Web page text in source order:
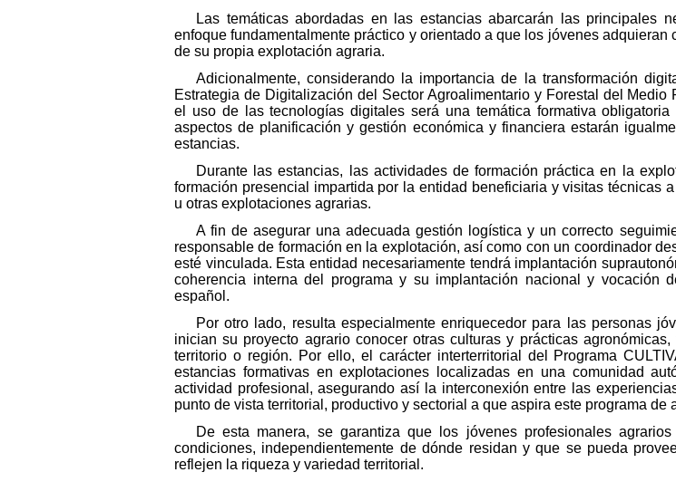
Las temáticas abordadas en las estancias abarcarán las principales
enfoque fundamentalmente práctico y orientado a que los jóvenes
de su propia explotación agraria.
Adicionalmente, considerando la importancia de la transformación
Estrategia de Digitalización del Sector Agroalimentario y Forestal del
el uso de las tecnologías digitales será una temática formativa
aspectos de planificación y gestión económica y financiera estarán
estancias.
Durante las estancias, las actividades de formación práctica en la
formación presencial impartida por la entidad beneficiaria y visitas técnicas
u otras explotaciones agrarias.
A fin de asegurar una adecuada gestión logística y un correcto
responsable de formación en la explotación, así como con un coordinador
esté vinculada. Esta entidad necesariamente tendrá implantación
coherencia interna del programa y su implantación nacional y vocación
español.
Por otro lado, resulta especialmente enriquecedor para las personas
inician su proyecto agrario conocer otras culturas y prácticas
territorio o región. Por ello, el carácter interterritorial del Programa
estancias formativas en explotaciones localizadas en una comunidad
actividad profesional, asegurando así la interconexión entre las
punto de vista territorial, productivo y sectorial a que aspira este programa de
De esta manera, se garantiza que los jóvenes profesionales
condiciones, independientemente de dónde residan y que se pueda
reflejen la riqueza y variedad territorial.